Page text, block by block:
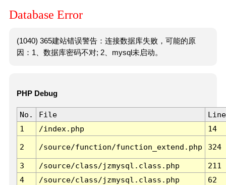
Database Error
(1040) 365建站错误警告：连接数据库失败，可能的原
因：1、数据库密码不对; 2、mysql未启动。
PHP Debug
No. File
Line
1
/index.php 14
2 /source/function/function_extend.php 324
3 /source/class/jzmysql.class.php
211
4
/source/class/jzmysql.class.php
62